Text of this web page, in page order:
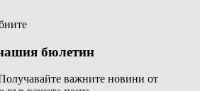
бюлетин
важните новини от